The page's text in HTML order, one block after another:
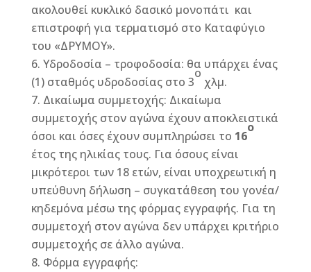
ακολουθεί κυκλικό δασικό μονοπάτι και
επιστροφή για τερματισμό στο Καταφύγιο
του «ΔΡΥΜΟΥ».
Υδροδοσία – τροφοδοσία: θα υπάρχει ένας
(1) σταθμός υδροδοσίας στο 3
ο
χλμ.
Δικαίωμα συμμετοχής: Δικαίωμα
συμμετοχής στον αγώνα έχουν αποκλειστικά
όσοι και όσες έχουν συμπληρώσει το 16
ο
έτος της ηλικίας τους. Για όσους είναι
μικρότεροι των 18 ετών, είναι υποχρεωτική η
υπεύθυνη δήλωση – συγκατάθεση του γονέα/
κηδεμόνα μέσω της φόρμας εγγραφής. Για τη
συμμετοχή στον αγώνα δεν υπάρχει κριτήριο
συμμετοχής σε άλλο αγώνα.
Φόρμα εγγραφής: